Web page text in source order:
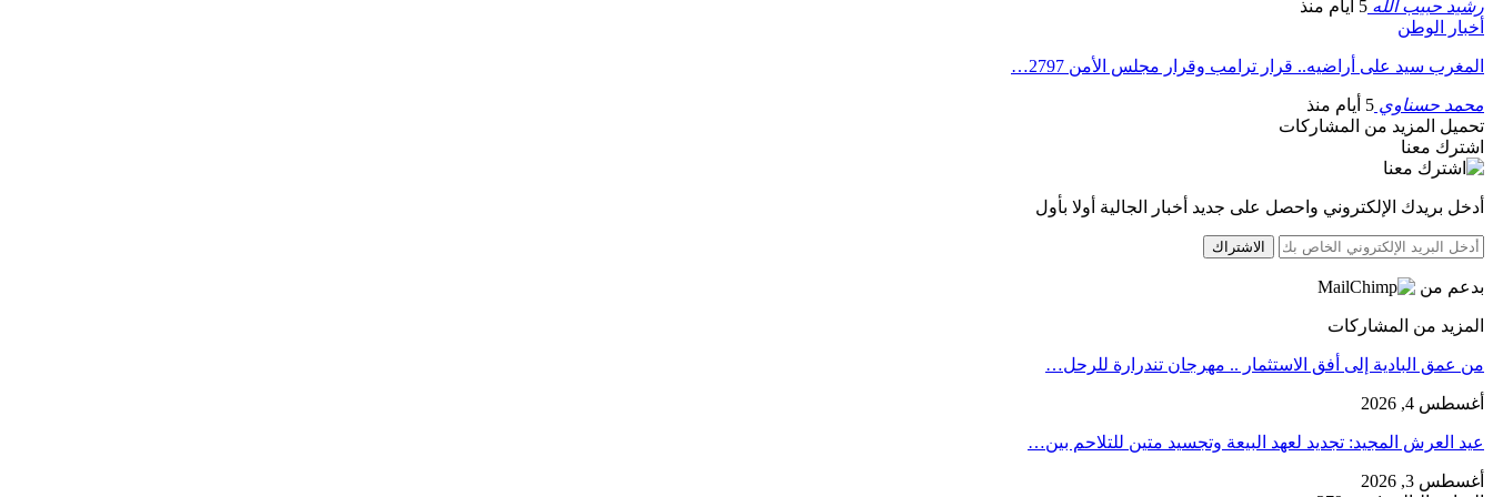
رشيد حبيب الله 5 أيام منذ
أخبار الوطن
المغرب سيد على أراضيه.. قرار ترامب وقرار مجلس الأمن 2797…
محمد حسناوي 5 أيام منذ
تحميل المزيد من المشاركات
اشترك معنا
أدخل بريدك الإلكتروني واحصل على جديد أخبار الجالية أولا بأول
الاشتراك
بدعم من
المزيد من المشاركات
من عمق البادية إلى أفق الاستثمار .. مهرجان تندرارة للرحل…
أغسطس 4, 2026
عيد العرش المجيد: تجديد لعهد البيعة وتجسيد متين للتلاحم بين…
أغسطس 3, 2026